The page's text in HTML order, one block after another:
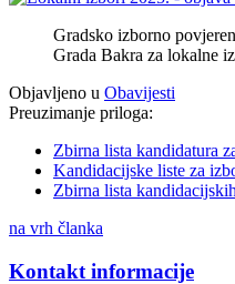
Gradsko izborno
Grada Bakra za lokalne
Objavljeno u Obavijesti
Preuzimanje priloga:
Zbirna lista kandidatura
Kandidacijske liste za
Zbirna lista
na vrh članka
Kontakt informacije